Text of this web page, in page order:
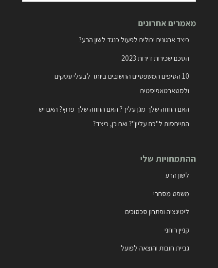
לפי
קטיגוריות
מאמרים אחרונים
כיצד ארגונים יכולים לפעול כנגד לשון הרע?
הסכם שכירות דירות 2023
10 הטיפים המשפטיים החשובים ביותר לבעלי עסקים
ולסטארטאפיסטים
האם החוזה שלך מגן עליך? האם החוזה שלך פרוץ? האם יש
התייחסות ל"כח עליון"? ואם כן, כיצד?
ההתמחויות שלי
לשון הרע
משפט מסחרי
ליטיגציה ופתרון סכסוכים
קניין רוחני
גביית חובות והוצאה לפועל